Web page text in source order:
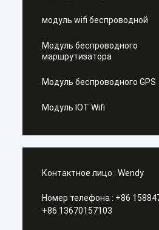
модуль wifi беспроводной
Модуль беспроводного
маршрутизатора
Модуль беспроводного GPS
Модуль IOT Wifi
Контактное лицо : Wendy
Номер телефона : +86
+86 13670157103